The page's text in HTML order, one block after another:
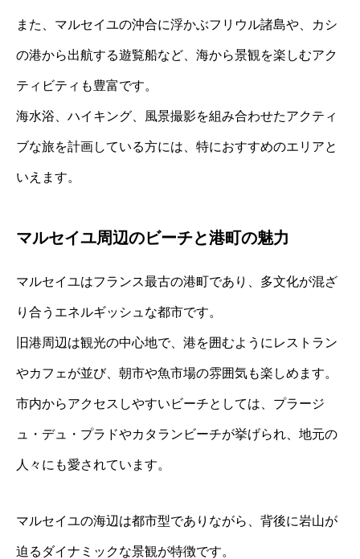
また、マルセイユの沖合に浮かぶフリウル諸島や、カシ
の港から出航する遊覧船など、海から景観を楽しむアク
ティビティも豊富です。
海水浴、ハイキング、風景撮影を組み合わせたアクティ
ブな旅を計画している方には、特におすすめのエリアと
いえます。
マルセイユ周辺のビーチと港町の魅力
マルセイユはフランス最古の港町であり、多文化が混ざ
り合うエネルギッシュな都市です。
旧港周辺は観光の中心地で、港を囲むようにレストラン
やカフェが並び、朝市や魚市場の雰囲気も楽しめます。
市内からアクセスしやすいビーチとしては、プラージ
ュ・デュ・プラドやカタランビーチが挙げられ、地元の
人々にも愛されています。
マルセイユの海辺は都市型でありながら、背後に岩山が
迫るダイナミックな景観が特徴です。